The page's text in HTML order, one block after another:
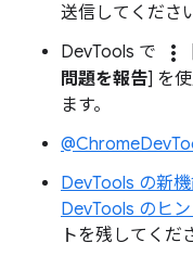
送信してくださ
DevTools で
more_vert
問題を報告] を
ます。
DevTools の新
DevTools のヒ
トを残してくだ